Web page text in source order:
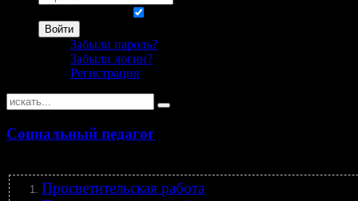
Войти
Забыли пароль?
Забыли логин?
Регистрация
Социальный педагог
Просветительская работа